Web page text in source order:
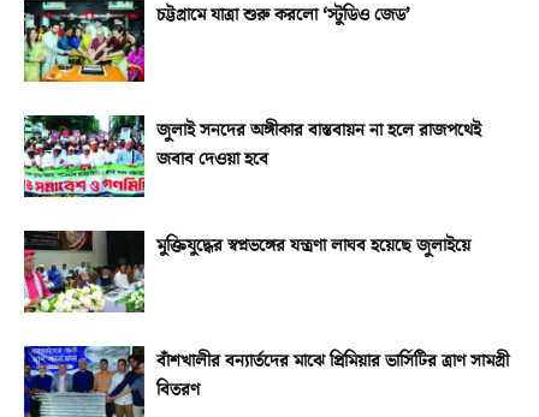
চট্টগ্রামে যাত্রা শুরু করলো ‘স্টুডিও জেড’
জুলাই সনদের অঙ্গীকার বাস্তবায়ন না হলে রাজপথেই
জবাব দেওয়া হবে
মুক্তিযুদ্ধের স্বপ্নভঙ্গের যন্ত্রণা লাঘব হয়েছে জুলাইয়ে
বাঁশখালীর বন্যার্তদের মাঝে প্রিমিয়ার ভার্সিটির ত্রাণ সামগ্রী
বিতরণ